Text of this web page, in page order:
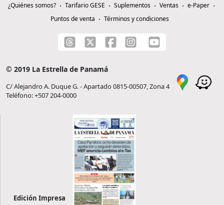
¿Quiénes somos? Tarifario GESE Suplementos Ventas
e-Paper
Puntos de venta
Términos y condiciones
© 2019 La Estrella de Panamá
C/ Alejandro A. Duque G. - Apartado 0815-00507, Zona 4
Teléfono: +507 204-0000
Edición Impresa